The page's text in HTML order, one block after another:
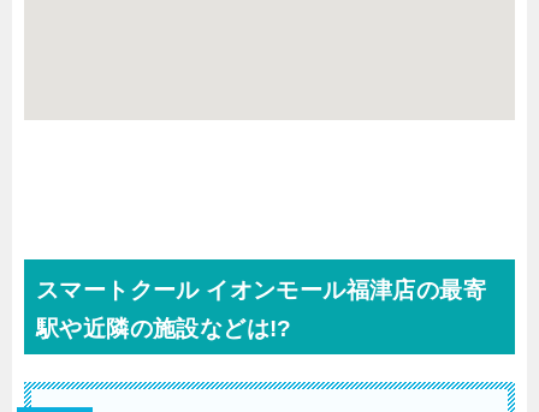
スマートクール イオンモール福津店の最寄
駅や近隣の施設などは!?